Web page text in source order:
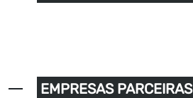
EMPRESAS PARCEIRAS